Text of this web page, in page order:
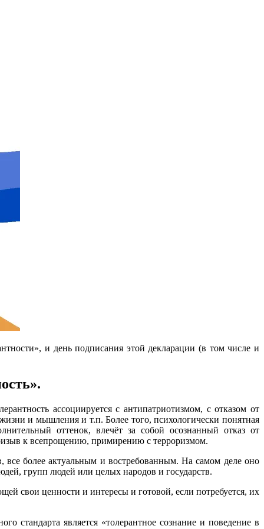
и день подписания этой декларации (в том числе и
ассоциируется с антипатриотизмом, с отказом от
и мышления и т.п. Более того, психологически понятная
оттенок, влечёт за собой осознанный отказ от
к всепрощению, примирению с терроризмом.
все более актуальным и востребованным. На самом деле оно
групп людей или целых народов и государств.
свои ценности и интересы и готовой, если потребуется, их
стандарта является «толерантное сознание и поведение в